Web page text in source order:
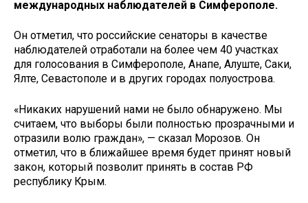
международных наблюдателей в Симферополе.
Он отметил, что российские сенаторы в качестве
наблюдателей отработали на более чем 40 участках
для голосования в Симферополе, Анапе, Алуште, Саки,
Ялте, Севастополе и в других городах полуострова.
«Никаких нарушений нами не было обнаружено. Мы
считаем, что выборы были полностью прозрачными и
отразили волю граждан», — сказал Морозов. Он
отметил, что в ближайшее время будет принят новый
закон, который позволит принять в состав РФ
республику Крым.